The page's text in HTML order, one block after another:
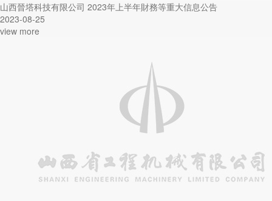
山西晉塔科技有限公司 2023年上半年財務等重大信息公告
2023-08-25
view more